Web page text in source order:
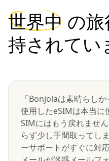
世界中 の
持されてい
「Bonjolaは素晴らし
使用したeSIMは本当に
SIMにはもう戻れませ
らず少し手間取ってし
ーサポートがすぐに対